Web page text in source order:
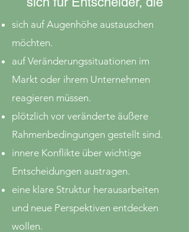
sich auf Augenhöhe austauschen
möchten.
auf Veränderungssituationen im
Markt oder ihrem Unternehmen
reagieren müssen.
plötzlich vor veränderte äußere
Rahmenbedingungen gestellt sind.
innere Konflikte über wichtige
Entscheidungen austragen.
eine klare Struktur herausarbeiten
und neue Perspektiven entdecken
wollen.